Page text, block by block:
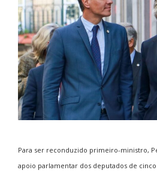
Para ser reconduzido primeiro-ministro,
apoio parlamentar dos deputados de